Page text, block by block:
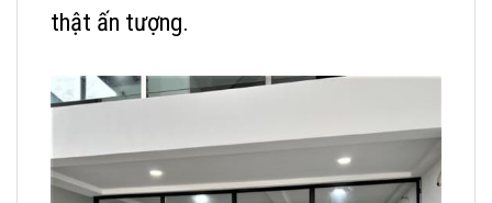
thật ấn tượng.